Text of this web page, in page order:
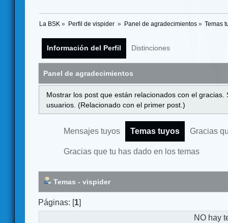
La BSK » Perfil de vispider » Panel de agradecimientos» Temas
Información del Perfil Distinciones
Panel de agradecimientos
Mostrar los post que están relacionados con el
usuarios. (Relacionado con el primer post.)
Mensajes tuyos Temas tuyos Gracias
Gracias que tu has dado en los temas
Temas - vispider
Páginas: [1]
NO hay